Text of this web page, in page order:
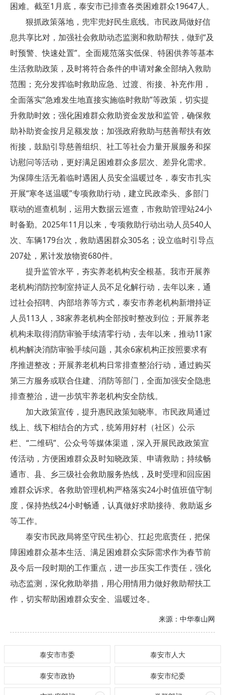
困难。截至1月底，泰安市已排查各类困难群众19647人。
狠抓政策落地，兜牢兜好民生底线。市民政局做好信
息共享比对，加强社会救助动态监测和救助帮扶，做到“及
时预警、快速处置”。全面规范落实低保、特困供养等基本
生活救助政策，及时将符合条件的申请对象全部纳入救助
范围；充分发挥临时救助应急、过渡、衔接、补充作用，
全面落实“急难发生地直接实施临时救助”等政策，切实提
升救助时效；强化困难群众救助资金发放和监管，确保救
助补助资金按月足额发放；加强政府救助与慈善帮扶有效
衔接，鼓励引导慈善组织、社工等社会力量开展服务和探
访慰问等活动，更好满足困难群众多层次、差异化需求。
为保障生活无着临时遇困人员安全温暖过冬，泰安市扎实
开展“寒冬送温暖”专项救助行动，建立民政牵头、多部门
联动的巡查机制，运用大数据云巡查，市救助管理站24小
时备勤。2025年11月以来，专项救助行动出动人员540人
次、车辆179台次，救助遇困群众305名；设立临时引导点
207处，累计发放物资680件。
提升监管水平，夯实养老机构安全根基。我市开展养
老机构消防控制室持证人员不足化解行动，去年以来，通
过社会招聘、内部培养等方式，泰安市养老机构新增持证
人员113人，38家养老机构全部按时整改到位；开展养老
机构未取得消防审验手续清零行动，去年以来，推动11家
机构解决消防审验手续问题，其余6家机构正按照要求有
序推进整改；开展养老机构日常排查整治行动，通过购买
第三方服务或联合住建、消防等部门，全面加强安全隐患
排查整治，进一步筑牢养老机构安全防线。
加大政策宣传，提升惠民政策知晓率。市民政局通过
线上、线下相结合的方式，统筹用好村（社区）公示
栏、“二维码”、公众号等媒体渠道，深入开展民政政策宣
传活动，方便困难群众及时知晓政策、申请救助；持续畅
通市、县、乡三级社会救助服务热线，及时受理和回应困
难群众诉求。各救助管理机构严格落实24小时值班值守制
度，保持热线24小时畅通，认真做好求助接待、救助返乡
等工作。
泰安市民政局将坚守民生初心、扛起兜底责任，把保
障困难群众基本生活、满足困难群众实际需求作为春节前
及今后一段时期的工作重点，进一步压实工作责任，强化
动态监测，深化救助举措，用心用情用力做好救助帮扶工
作，切实帮助困难群众安全、温暖过冬。
来源： 中华泰山网
泰安市市委 泰安市人大
泰安市政协 泰安市纪委